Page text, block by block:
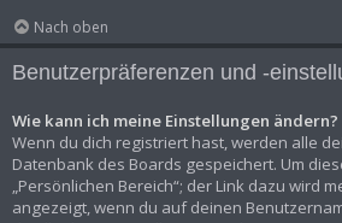
Nach oben
Benutzerpräferenzen und -
Wie kann ich meine Einstellungen ändern?
Wenn du dich registriert hast, werden alle
Datenbank des Boards gespeichert. Um
„Persönlichen Bereich“; der Link dazu wird
angezeigt, wenn du auf deinen